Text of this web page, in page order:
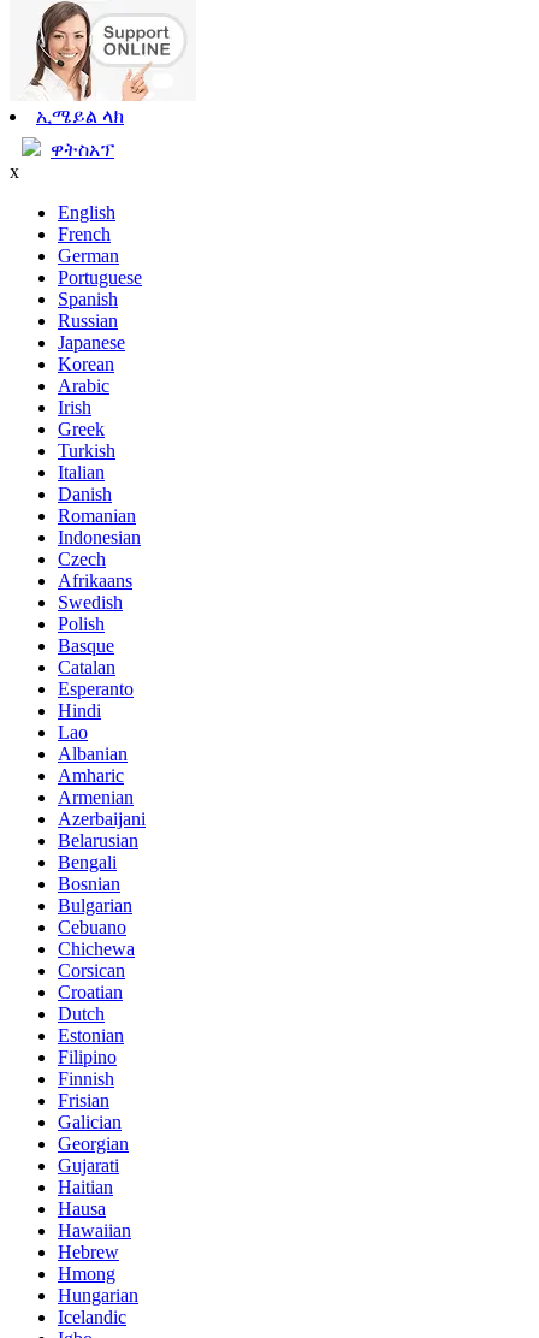
ኢሜይል ላክ
ዋትስአፕ
x
English
French
German
Portuguese
Spanish
Russian
Japanese
Korean
Arabic
Irish
Greek
Turkish
Italian
Danish
Romanian
Indonesian
Czech
Afrikaans
Swedish
Polish
Basque
Catalan
Esperanto
Hindi
Lao
Albanian
Amharic
Armenian
Azerbaijani
Belarusian
Bengali
Bosnian
Bulgarian
Cebuano
Chichewa
Corsican
Croatian
Dutch
Estonian
Filipino
Finnish
Frisian
Galician
Georgian
Gujarati
Haitian
Hausa
Hawaiian
Hebrew
Hmong
Hungarian
Icelandic